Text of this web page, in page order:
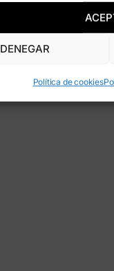
DENEGAR
Política de cookies